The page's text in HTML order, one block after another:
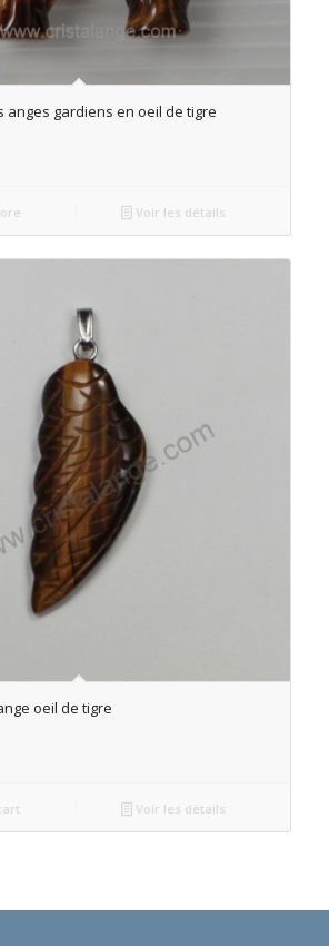
anges gardiens en oeil de tigre
Voir les détails
oeil de tigre
Voir les détails